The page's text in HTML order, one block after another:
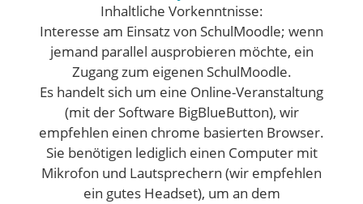
Inhaltliche Vorkenntnisse:
Interesse am Einsatz von SchulMoodle; wenn
jemand parallel ausprobieren möchte, ein
Zugang zum eigenen SchulMoodle.
Es handelt sich um eine Online-Veranstaltung
(mit der Software BigBlueButton), wir
empfehlen einen chrome basierten Browser.
Sie benötigen lediglich einen Computer mit
Mikrofon und Lautsprechern (wir empfehlen
ein gutes Headset), um an dem